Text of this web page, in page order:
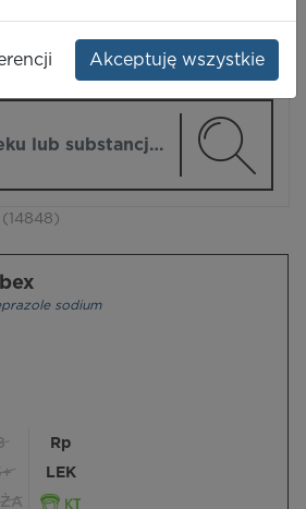
(14848)
sodium
Rp
LEK
Akceptuję wszystkie